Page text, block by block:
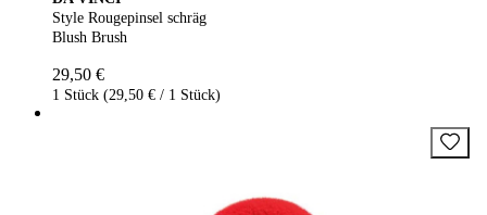
Style Rougepinsel schräg
Blush Brush
29,50 €
1 Stück (29,50 € / 1 Stück)